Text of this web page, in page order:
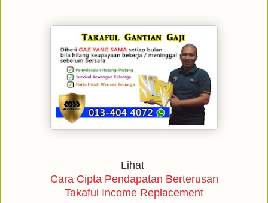
Lihat
Cara Cipta Pendapatan Berterusan
Takaful Income Replacement